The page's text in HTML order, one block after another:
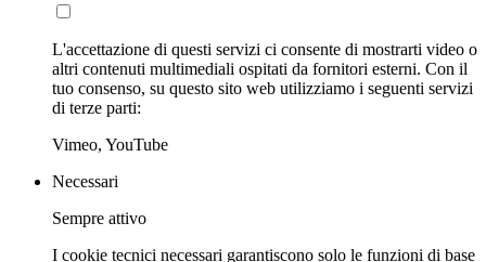
L'accettazione di questi servizi ci consente di mostrarti video o
altri contenuti multimediali ospitati da fornitori esterni. Con il
tuo consenso, su questo sito web utilizziamo i seguenti servizi
di terze parti:
Vimeo, YouTube
Necessari
Sempre attivo
I cookie tecnici necessari garantiscono solo le funzioni di base